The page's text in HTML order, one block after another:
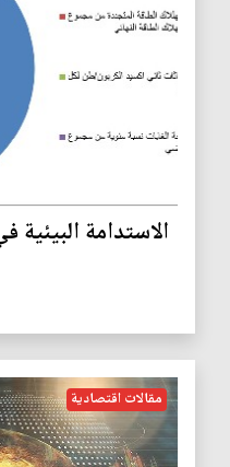
الاستدامة البيئية
مقالات اقتصادية